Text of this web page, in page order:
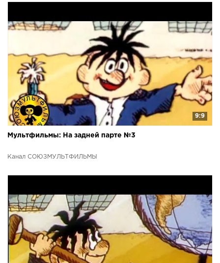
9:9
Мультфильмы: На задней парте №3
Канал СОЮЗМУЛЬТФИЛЬМЫ